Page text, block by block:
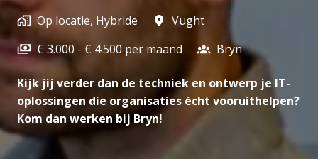
Op locatie, Hybride
Vught
€ 3.000 - € 4.500 per maand
Bryn
Kijk jij verder dan de techniek en ontwerp je IT-
oplossingen die organisaties écht vooruithelpen?
Kom dan werken bij Bryn!